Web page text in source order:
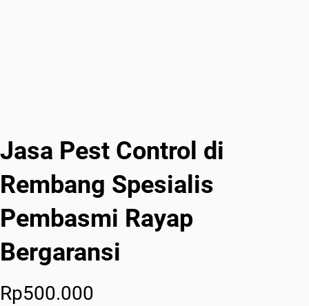
Jasa Pest Control di
Rembang Spesialis
Pembasmi Rayap
Bergaransi
Rp500.000